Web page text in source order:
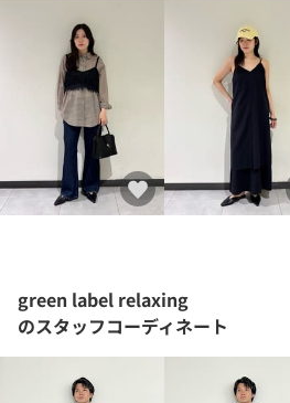
green label relaxing
のスタッフコーディネート